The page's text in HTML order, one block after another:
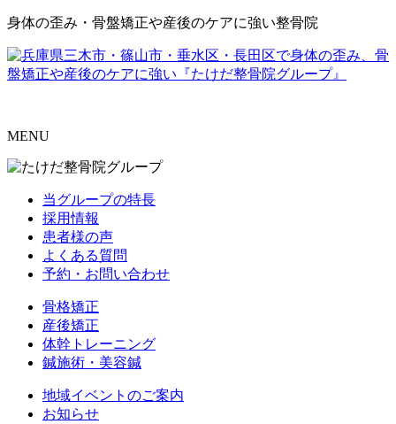
身体の歪み・骨盤矯正や産後のケアに強い整骨院
MENU
当グループの特長
採用情報
患者様の声
よくある質問
予約・お問い合わせ
骨格矯正
産後矯正
体幹トレーニング
鍼施術・美容鍼
地域イベントのご案内
お知らせ